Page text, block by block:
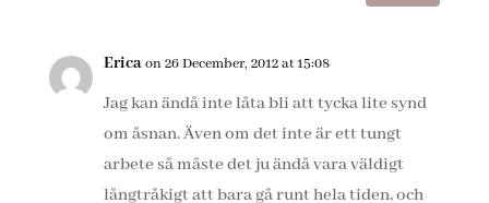
Ericaon 26 December, 2012 at 15:08
Jag kan ändå inte låta bli att tycka lite synd
om åsnan. Även om det inte är ett tungt
arbete så måste det ju ändå vara väldigt
långtråkigt att bara gå runt hela tiden, och